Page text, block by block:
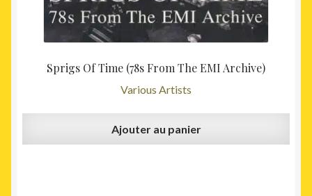
Sprigs Of Time (78s From The EMI Archive)
Various Artists
Ajouter au panier